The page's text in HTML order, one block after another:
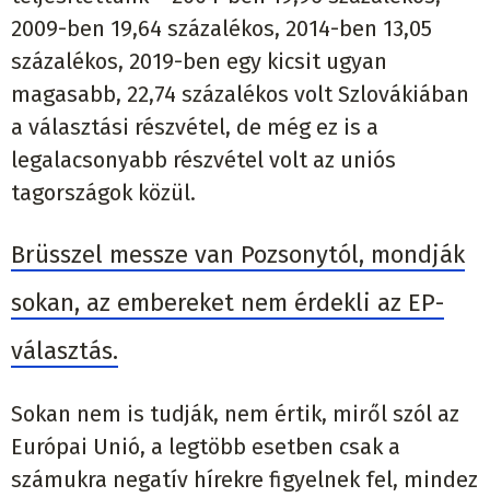
2009-ben 19,64 százalékos, 2014-ben 13,05
százalékos, 2019-ben egy kicsit ugyan
magasabb, 22,74 százalékos volt Szlovákiában
a választási részvétel, de még ez is a
legalacsonyabb részvétel volt az uniós
tagországok közül.
Brüsszel messze van Pozsonytól, mondják
sokan, az embereket nem érdekli az EP-
választás.
Sokan nem is tudják, nem értik, miről szól az
Európai Unió, a legtöbb esetben csak a
számukra negatív hírekre figyelnek fel, mindez